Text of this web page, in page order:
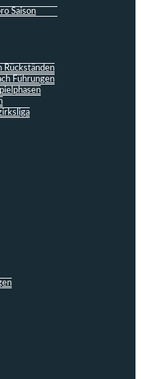
Saison
Rückständen
Führungen